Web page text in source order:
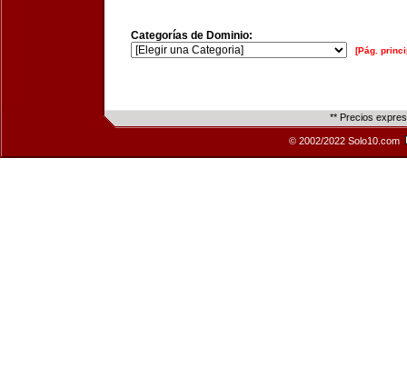
Categorías de Dominio:
[Pág.
** Precios
© 2002/2022 Solo10.com